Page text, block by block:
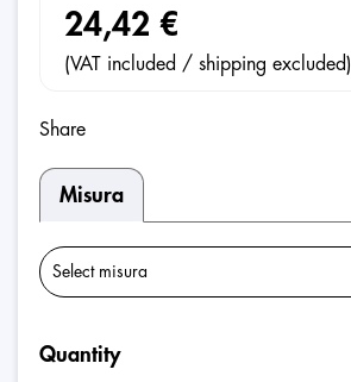
24,42 €
(VAT included / shipping excluded)
Share
Misura
Quantity